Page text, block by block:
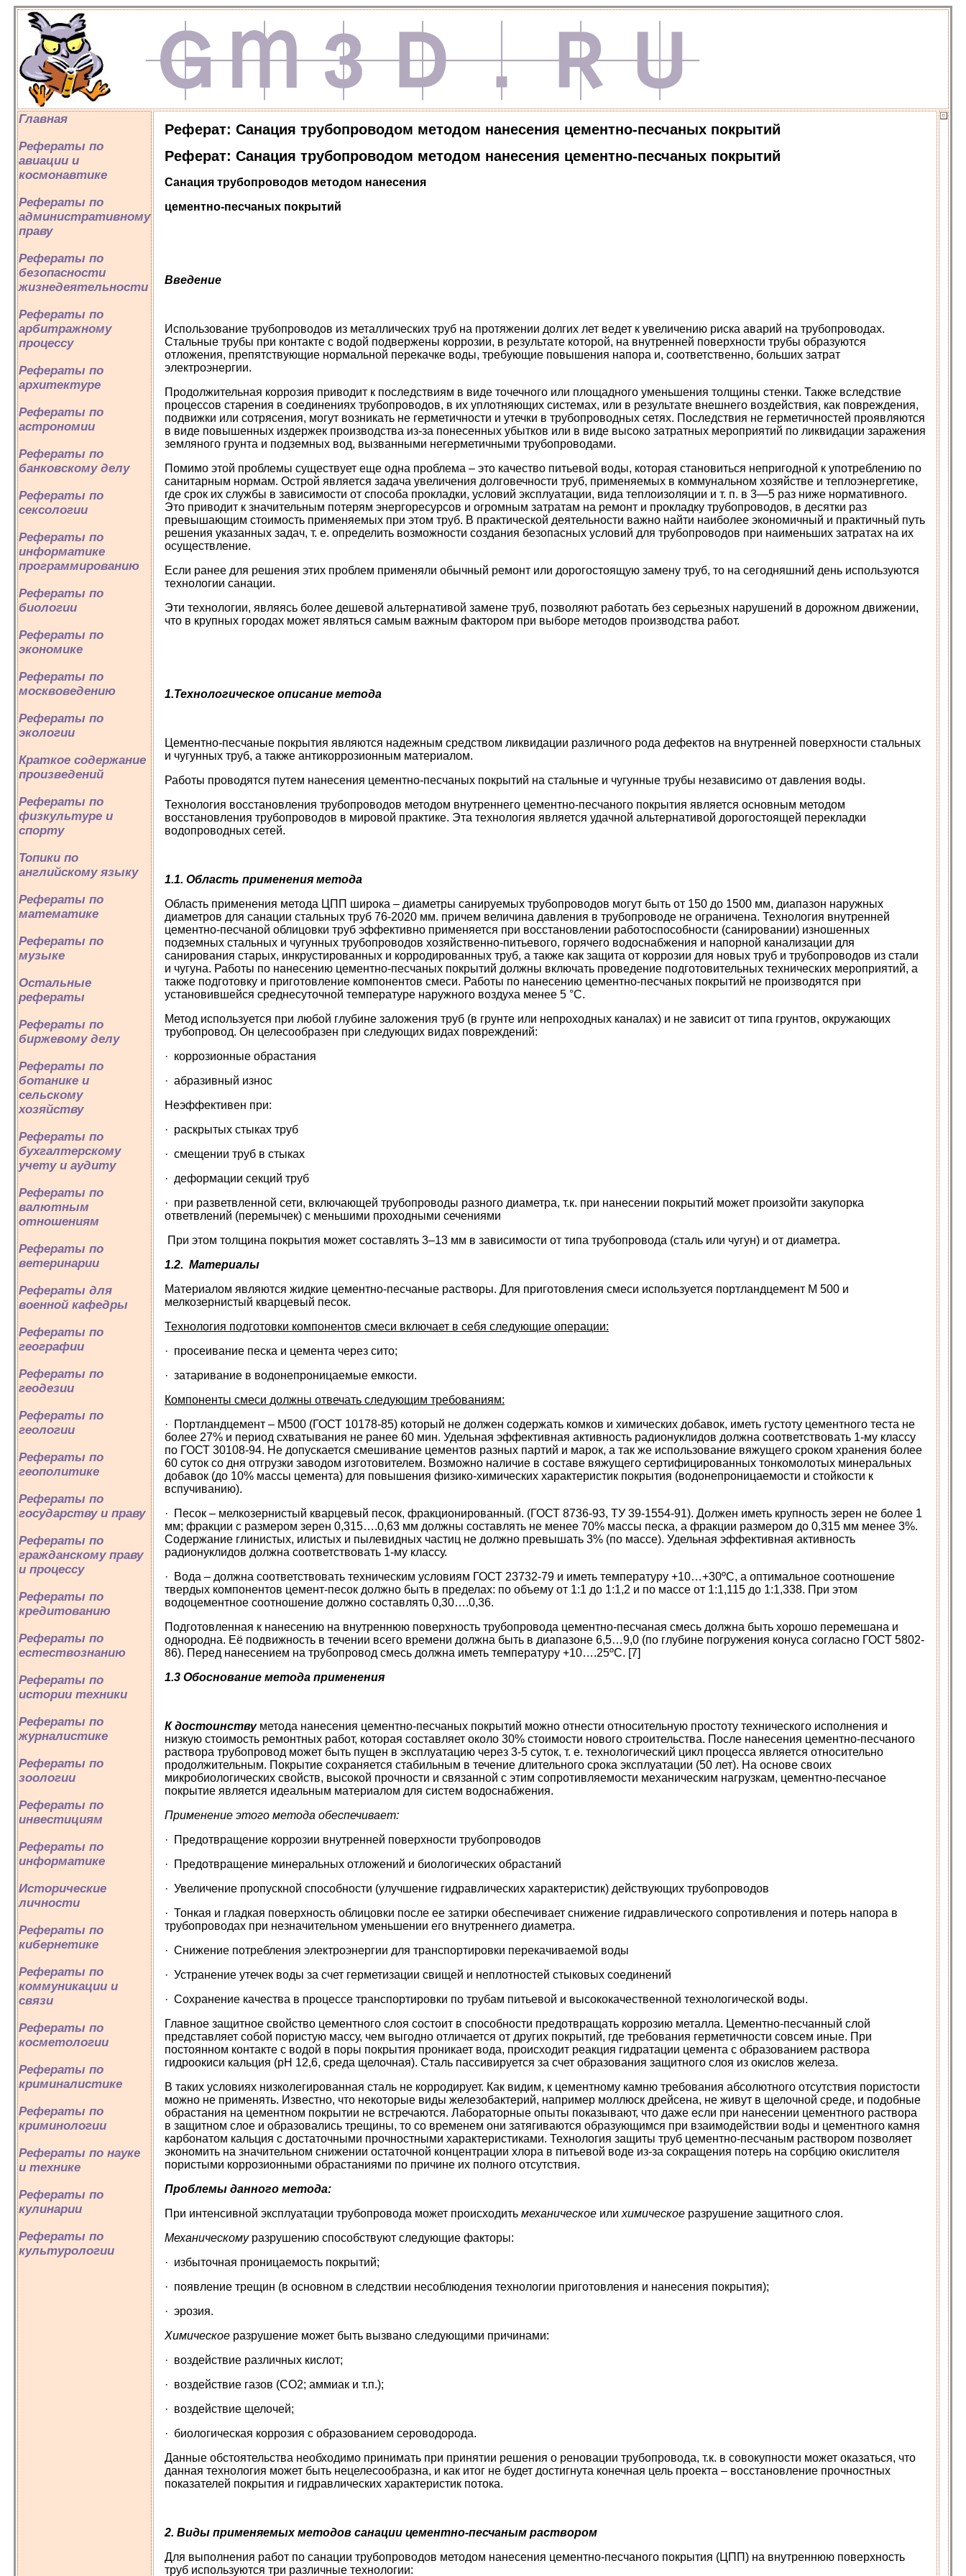
Главная
Рефераты по
авиации и
космонавтике
Рефераты по
административному
праву
Рефераты по
безопасности
жизнедеятельности
Рефераты по
арбитражному
процессу
Рефераты по
архитектуре
Рефераты по
астрономии
Рефераты по
банковскому делу
Рефераты по
сексологии
Рефераты по
информатике
программированию
Рефераты по
биологии
Рефераты по
экономике
Рефераты по
москвоведению
Рефераты по
экологии
Краткое содержание
произведений
Рефераты по
физкультуре и
спорту
Топики по
английскому языку
Рефераты по
математике
Рефераты по
музыке
Остальные
рефераты
Рефераты по
биржевому делу
Рефераты по
ботанике и
сельскому
хозяйству
Рефераты по
бухгалтерскому
учету и аудиту
Рефераты по
валютным
отношениям
Рефераты по
ветеринарии
Рефераты для
военной кафедры
Рефераты по
географии
Рефераты по
геодезии
Рефераты по
геологии
Рефераты по
геополитике
Рефераты по
государству и праву
Рефераты по
гражданскому праву
и процессу
Рефераты по
кредитованию
Рефераты по
естествознанию
Рефераты по
истории техники
Рефераты по
журналистике
Рефераты по
зоологии
Рефераты по
инвестициям
Рефераты по
информатике
Исторические
личности
Рефераты по
кибернетике
Рефераты по
коммуникации и
связи
Рефераты по
косметологии
Рефераты по
криминалистике
Рефераты по
криминологии
Рефераты по науке
и технике
Рефераты по
кулинарии
Рефераты по
культурологии
Реферат: Санация трубопроводом методом нанесения цементно-песчаных покрытий
Реферат: Санация трубопроводом методом нанесения цементно-песчаных покрытий
Санация трубопроводов методом нанесения
цементно-песчаных покрытий
Введение
Использование трубопроводов из металлических труб на протяжении долгих лет ведет к увеличению риска аварий на трубопроводах.
Стальные трубы при контакте с водой подвержены коррозии, в результате которой, на внутренней поверхности трубы образуются
отложения, препятствующие нормальной перекачке воды, требующие повышения напора и, соответственно, больших затрат
электроэнергии.
Продолжительная коррозия приводит к последствиям в виде точечного или площадного уменьшения толщины стенки. Также вследствие
процессов старения в соединениях трубопроводов, в их уплотняющих системах, или в результате внешнего воздействия, как повреждения,
подвижки или сотрясения, могут возникать не герметичности и утечки в трубопроводных сетях. Последствия не герметичностей проявляются
в виде повышенных издержек производства из-за понесенных убытков или в виде высоко затратных мероприятий по ликвидации заражения
земляного грунта и подземных вод, вызванными негерметичными трубопроводами.
Помимо этой проблемы существует еще одна проблема – это качество питьевой воды, которая становиться непригодной к употреблению по
санитарным нормам. Острой является задача увеличения долговечности труб, применяемых в коммунальном хозяйстве и теплоэнергетике,
где срок их службы в зависимости от способа прокладки, условий эксплуатации, вида теплоизоляции и т. п. в 3—5 раз ниже нормативного.
Это приводит к значительным потерям энергоресурсов и огромным затратам на ремонт и прокладку трубопроводов, в десятки раз
превышающим стоимость применяемых при этом труб. В практической деятельности важно найти наиболее экономичный и практичный путь
решения указанных задач, т. е. определить возможности создания безопасных условий для трубопроводов при наименьших затратах на их
осуществление.
Если ранее для решения этих проблем применяли обычный ремонт или дорогостоящую замену труб, то на сегодняшний день используются
технологии санации.
Эти технологии, являясь более дешевой альтернативой замене труб, позволяют работать без серьезных нарушений в дорожном движении,
что в крупных городах может являться самым важным фактором при выборе методов производства работ.
1.Технологическое описание метода
Цементно-песчаные покрытия являются надежным средством ликвидации различного рода дефектов на внутренней поверхности стальных
и чугунных труб, а также антикоррозионным материалом.
Работы проводятся путем нанесения цементно-песчаных покрытий на стальные и чугунные трубы независимо от давления воды.
Технология восстановления трубопроводов методом внутреннего цементно-песчаного покрытия является основным методом
восстановления трубопроводов в мировой практике. Эта технология является удачной альтернативой дорогостоящей перекладки
водопроводных сетей.
1.1. Область применения метода
Область применения метода ЦПП широка – диаметры санируемых трубопроводов могут быть от 150 до 1500 мм, диапазон наружных
диаметров для санации стальных труб 76-2020 мм. причем величина давления в трубопроводе не ограничена. Технология внутренней
цементно-песчаной облицовки труб эффективно применяется при восстановлении работоспособности (санировании) изношенных
подземных стальных и чугунных трубопроводов хозяйственно-питьевого, горячего водоснабжения и напорной канализации для
санирования старых, инкрустированных и корродированных труб, а также как защита от коррозии для новых труб и трубопроводов из стали
и чугуна. Работы по нанесению цементно-песчаных покрытий должны включать проведение подготовительных технических мероприятий, а
также подготовку и приготовление компонентов смеси. Работы по нанесению цементно-песчаных покрытий не производятся при
установившейся среднесуточной температуре наружного воздуха менее 5 °С.
Метод используется при любой глубине заложения труб (в грунте или непроходных каналах) и не зависит от типа грунтов, окружающих
трубопровод. Он целесообразен при следующих видах повреждений:
· коррозионные обрастания
· абразивный износ
Неэффективен при:
· раскрытых стыках труб
· смещении труб в стыках
· деформации секций труб
· при разветвленной сети, включающей трубопроводы разного диаметра, т.к. при нанесении покрытий может произойти закупорка
ответвлений (перемычек) с меньшими проходными сечениями
При этом толщина покрытия может составлять 3–13 мм в зависимости от типа трубопровода (сталь или чугун) и от диаметра.
1.2. Материалы
Материалом являются жидкие цементно-песчаные растворы. Для приготовления смеси используется портландцемент М 500 и
мелкозернистый кварцевый песок.
Технология подготовки компонентов смеси включает в себя следующие операции:
· просеивание песка и цемента через сито;
· затаривание в водонепроницаемые емкости.
Компоненты смеси должны отвечать следующим требованиям:
· Портландцемент – М500 (ГОСТ 10178-85) который не должен содержать комков и химических добавок, иметь густоту цементного теста не
более 27% и период схватывания не ранее 60 мин. Удельная эффективная активность радионуклидов должна соответствовать 1-му классу
по ГОСТ 30108-94. Не допускается смешивание цементов разных партий и марок, а так же использование вяжущего сроком хранения более
60 суток со дня отгрузки заводом изготовителем. Возможно наличие в составе вяжущего сертифицированных тонкомолотых минеральных
добавок (до 10% массы цемента) для повышения физико-химических характеристик покрытия (водонепроницаемости и стойкости к
вспучиванию).
· Песок – мелкозернистый кварцевый песок, фракционированный. (ГОСТ 8736-93, ТУ 39-1554-91). Должен иметь крупность зерен не более 1
мм; фракции с размером зерен 0,315….0,63 мм должны составлять не менее 70% массы песка, а фракции размером до 0,315 мм менее 3%.
Содержание глинистых, илистых и пылевидных частиц не должно превышать 3% (по массе). Удельная эффективная активность
радионуклидов должна соответствовать 1-му классу.
· Вода – должна соответствовать техническим условиям ГОСТ 23732-79 и иметь температуру +10…+30ºС, а оптимальное соотношение
твердых компонентов цемент-песок должно быть в пределах: по объему от 1:1 до 1:1,2 и по массе от 1:1,115 до 1:1,338. При этом
водоцементное соотношение должно составлять 0,30….0,36.
Подготовленная к нанесению на внутреннюю поверхность трубопровода цементно-песчаная смесь должна быть хорошо перемешана и
однородна. Её подвижность в течении всего времени должна быть в диапазоне 6,5…9,0 (по глубине погружения конуса согласно ГОСТ 5802-
86). Перед нанесением на трубопровод смесь должна иметь температуру +10….25ºС. [7]
1.3 Обоснование метода применения
К достоинствуметода нанесения цементно-песчаных покрытий можно отнести относительную простоту технического исполнения и
низкую стоимость ремонтных работ, которая составляет около 30% стоимости нового строительства. После нанесения цементно-песчаного
раствора трубопровод может быть пущен в эксплуатацию через 3-5 суток, т. е. технологический цикл процесса является относительно
продолжительным. Покрытие сохраняется стабильным в течение длительного срока эксплуатации (50 лет). На основе своих
микробиологических свойств, высокой прочности и связанной с этим сопротивляемости механическим нагрузкам, цементно-песчаное
покрытие является идеальным материалом для систем водоснабжения.
Применение этого метода обеспечивает:
· Предотвращение коррозии внутренней поверхности трубопроводов
· Предотвращение минеральных отложений и биологических обрастаний
· Увеличение пропускной способности (улучшение гидравлических характеристик) действующих трубопроводов
· Тонкая и гладкая поверхность облицовки после ее затирки обеспечивает снижение гидравлического сопротивления и потерь напора в
трубопроводах при незначительном уменьшении его внутреннего диаметра.
· Снижение потребления электроэнергии для транспортировки перекачиваемой воды
· Устранение утечек воды за счет герметизации свищей и неплотностей стыковых соединений
· Сохранение качества в процессе транспортировки по трубам питьевой и высококачественной технологической воды.
Главное защитное свойство цементного слоя состоит в способности предотвращать коррозию металла. Цементно-песчанный слой
представляет собой пористую массу, чем выгодно отличается от других покрытий, где требования герметичности совсем иные. При
постоянном контакте с водой в поры покрытия проникает вода, происходит реакция гидратации цемента с образованием раствора
гидроокиси кальция (pH 12,6, среда щелочная). Сталь пассивируется за счет образования защитного слоя из окислов железа.
В таких условиях низколегированная сталь не корродирует. Как видим, к цементному камню требования абсолютного отсутствия пористости
можно не применять. Известно, что некоторые виды железобактерий, например моллюск дрейсена, не живут в щелочной среде, и подобные
обрастания на цементном покрытии не встречаются. Лабораторные опыты показывают, что даже если при нанесении цементного раствора
в защитном слое и образовались трещины, то со временем они затягиваются образующимся при взаимодействии воды и цементного камня
карбонатом кальция с достаточными прочностными характеристиками. Технология защиты труб цементно-песчаным раствором позволяет
экономить на значительном снижении остаточной концентрации хлора в питьевой воде из-за сокращения потерь на сорбцию окислителя
пористыми коррозионными обрастаниями по причине их полного отсутствия.
Проблемы данного метода:
При интенсивной эксплуатации трубопровода может происходить механическое или химическое разрушение защитного слоя.
Механическомуразрушению способствуют следующие факторы:
· избыточная проницаемость покрытий;
· появление трещин (в основном в следствии несоблюдения технологии приготовления и нанесения покрытия);
· эрозия.
Химическое разрушение может быть вызвано следующими причинами:
· воздействие различных кислот;
· воздействие газов (СО2; аммиак и т.п.);
· воздействие щелочей;
· биологическая коррозия с образованием сероводорода.
Данные обстоятельства необходимо принимать при принятии решения о реновации трубопровода, т.к. в совокупности может оказаться, что
данная технология может быть нецелесообразна, и как итог не будет достигнута конечная цель проекта – восстановление прочностных
показателей покрытия и гидравлических характеристик потока.
2. Виды применяемых методов санации цементно-песчаным раствором
Для выполнения работ по санации трубопроводов методом нанесения цементно-песчаного покрытия (ЦПП) на внутреннюю поверхность
труб используются три различные технологии: